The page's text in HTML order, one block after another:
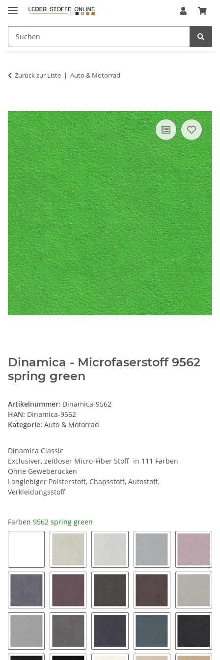
Zurück zur Liste Auto & Motorrad
Dinamica - Microfaserstoff 9562
spring green
Artikelnummer: Dinamica-9562
HAN: Dinamica-9562
Kategorie: Auto & Motorrad
Dinamica Classic
Exclusiver, zeitloser Micro-Fiber Stoff in 111 Farben
Ohne Geweberücken
Langlebiger Polsterstoff, Chapsstoff, Autostoff,
Verkleidungsstoff
Farben 9562 spring green
0019 snow white8401 ice 8462 silver grey9032 platinum9141
9154 coal 9153 mauve 9176 taupe 9177 String 9118
9211 silver 9087 stone grey9058 pewter9182 twilight9189